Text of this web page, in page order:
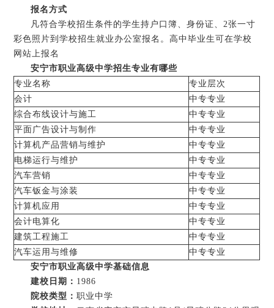
报名方式
凡符合学校招生条件的学生持户口簿、身份证、2张一寸
彩色照片到学校招生就业办公室报名。高中毕业生可在学校
网站上报名
安宁市职业高级中学招生专业有哪些
专业名称
专业层次
会计
中专专业
综合布线设计与施工
中专专业
平面广告设计与制作
中专专业
计算机产品营销与维护
中专专业
电梯运行与维护
中专专业
汽车营销
中专专业
汽车钣金与涂装
中专专业
计算机应用
中专专业
会计电算化
中专专业
建筑工程施工
中专专业
汽车运用与维修
中专专业
安宁市职业高级中学基础信息
建校日期： 1986
院校类型：职业中学